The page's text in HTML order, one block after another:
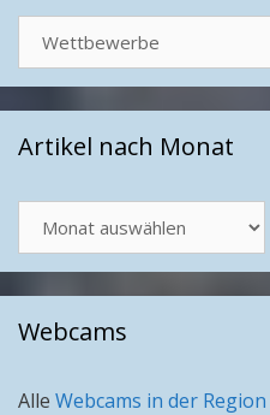
Artikel nach Monat
nach
Monat
Webcams
Alle Webcams in der Region